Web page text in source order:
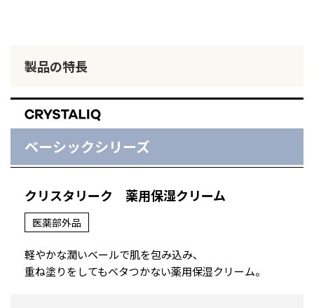
製品の特長
ベーシックシリーズ
クリスタリーク 薬用保湿クリーム
医薬部外品
軽やかな潤いベールで肌を包み込み、
重ね塗りをしてもベタつかない薬用保湿クリーム。